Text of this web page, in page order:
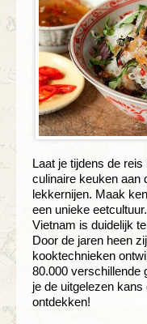
Laat je tijdens de
culinaire keuken aan
lekkernijen. Maak
een unieke
Vietnam is duidelijk
Door de jaren heen
kooktechnieken
80.000 verschillende
je de uitgelezen
ontdekken!